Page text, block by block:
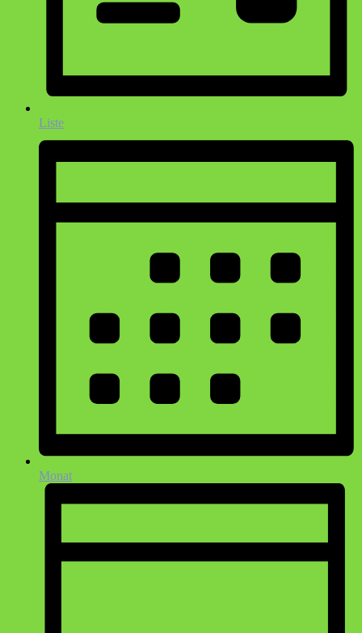
Liste
Monat